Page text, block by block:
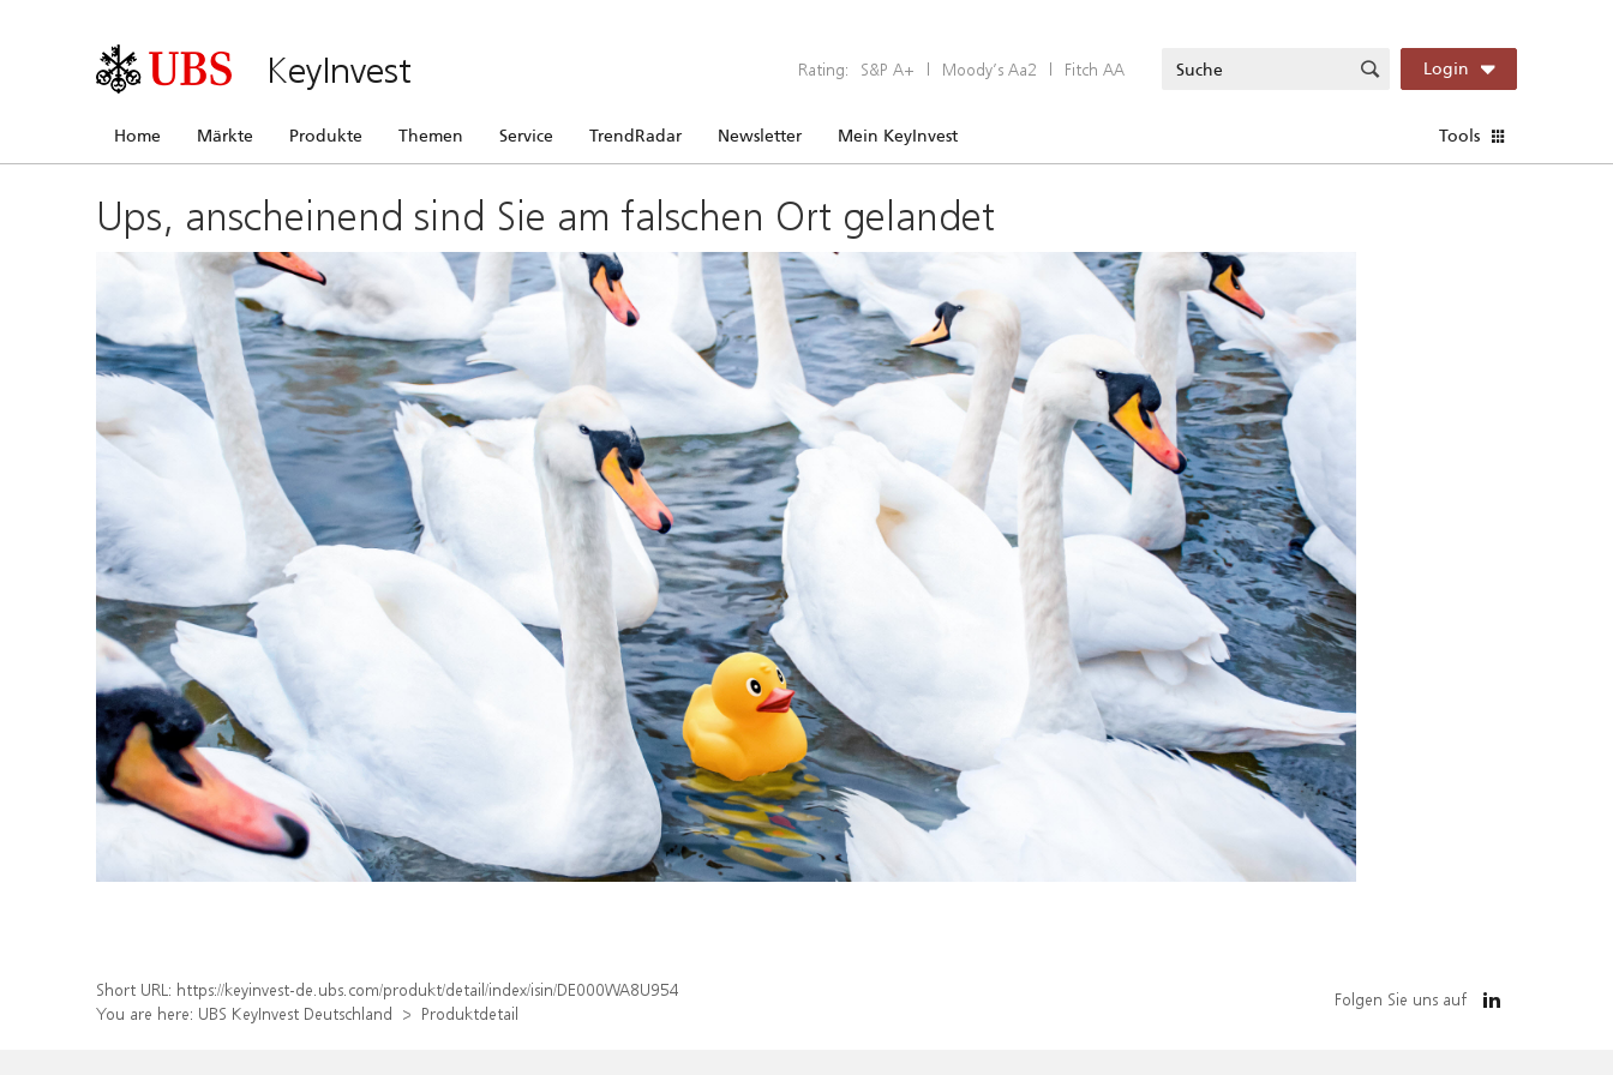
KeyInvest Rating: S&P A+ | Moody’s Aa2 | Fitch AA Login
Home Märkte Produkte Themen Service TrendRadar Newsletter Mein KeyInvest Tools
Ups, anscheinend sind Sie am falschen Ort gelandet
Short URL: https://keyinvest-de.ubs.com/produkt/detail/index/isin/DE000WA8U954
You are here: UBS KeyInvest Deutschland Produktdetail
Folgen Sie uns auf